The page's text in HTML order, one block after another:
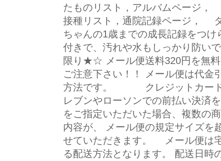
たものリスト，アルバムページ
接種リスト，通院記録ページ，
ちゃんの1歳までの成長記録をつ
付きで、汚れや水もしっかり防
限り★☆ メール便送料320円を無
ご注意下さい！！ メール便は代金
方法です。 クレジットカード
レブンやローソンでの前払い決済
をご指定いただいた場合、複数の
内容が、 メール便の規定サイズを
せていただきます。 メール便は
る配送方法となります。 配送日時